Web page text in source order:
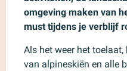
omgeving maken van
must tijdens je verblijf
Als het weer het
van alpineskiën en alle